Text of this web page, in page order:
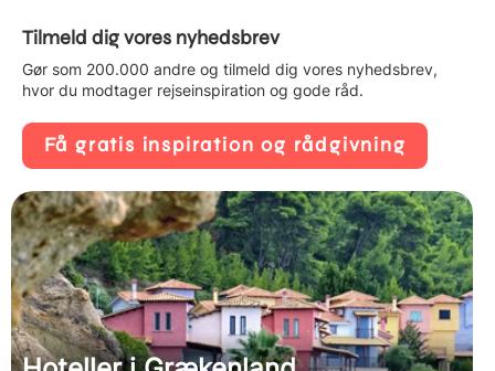
Tilmeld dig vores nyhedsbrev
Gør som 200.000 andre og tilmeld dig vores nyhedsbrev,
hvor du modtager rejseinspiration og gode råd.
Få gratis inspiration og rådgivning